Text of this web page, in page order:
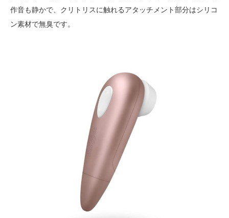
作音も静かで、クリトリスに触れるアタッチメント部分はシリコ
ン素材で無臭です。